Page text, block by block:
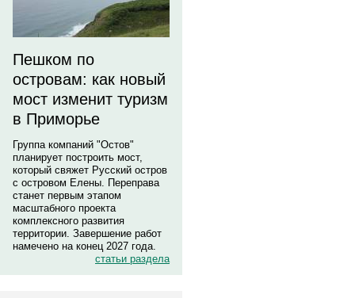
Пешком по
островам: как новый
мост изменит туризм
в Приморье
Группа компаний "Остов"
планирует построить мост,
который свяжет Русский остров
с островом Елены. Переправа
станет первым этапом
масштабного проекта
комплексного развития
территории. Завершение работ
намечено на конец 2027 года.
статьи раздела